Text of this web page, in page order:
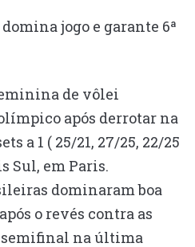
jogo e garante 6ª
de vôlei
após derrotar na
a 1 ( 25/21, 27/25, 22/25
Sul, em Paris.
dominaram boa
o revés contra as
na última